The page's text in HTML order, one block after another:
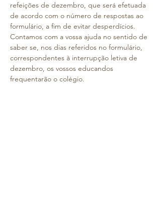
refeições de dezembro, que será efetuada
de acordo com o número de respostas ao
formulário, a fim de evitar desperdícios.
Contamos com a vossa ajuda no sentido de
saber se, nos dias referidos no formulário,
correspondentes à interrupção letiva de
dezembro, os vossos educandos
frequentarão o colégio.